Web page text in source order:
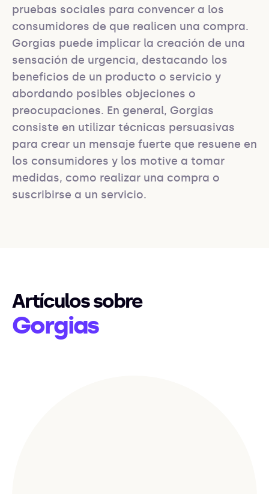
pruebas sociales para convencer a los
consumidores de que realicen una compra.
Gorgias puede implicar la creación de una
sensación de urgencia, destacando los
beneficios de un producto o servicio y
abordando posibles objeciones o
preocupaciones. En general, Gorgias
consiste en utilizar técnicas persuasivas
para crear un mensaje fuerte que resuene en
los consumidores y los motive a tomar
medidas, como realizar una compra o
suscribirse a un servicio.
Artículos sobre
Gorgias